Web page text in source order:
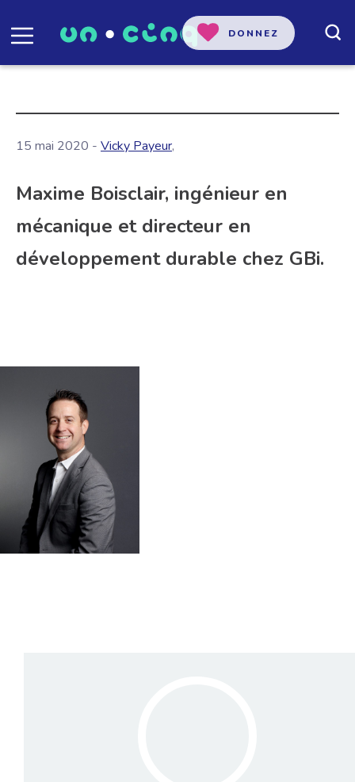
DONNEZ
15 mai 2020 - Vicky Payeur,
Maxime Boisclair, ingénieur en
mécanique et directeur en
développement durable chez GBi.